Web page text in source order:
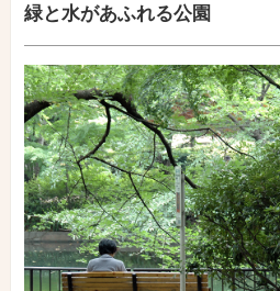
緑と水があふれる公園